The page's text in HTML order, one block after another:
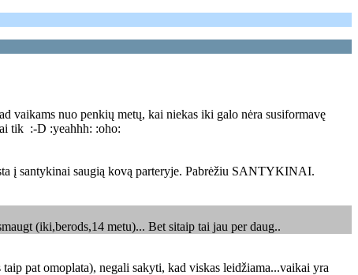
vaikams nuo penkių metų, kai niekas iki galo nėra susiformavę
tik :-D :yeahhh: :oho:
į santykinai saugią kovą parteryje. Pabrėžiu SANTYKINAI.
(iki,berods,14 metu)... Bet sitaip tai jau per daug..
pat omoplata), negali sakyti, kad viskas leidžiama...vaikai yra